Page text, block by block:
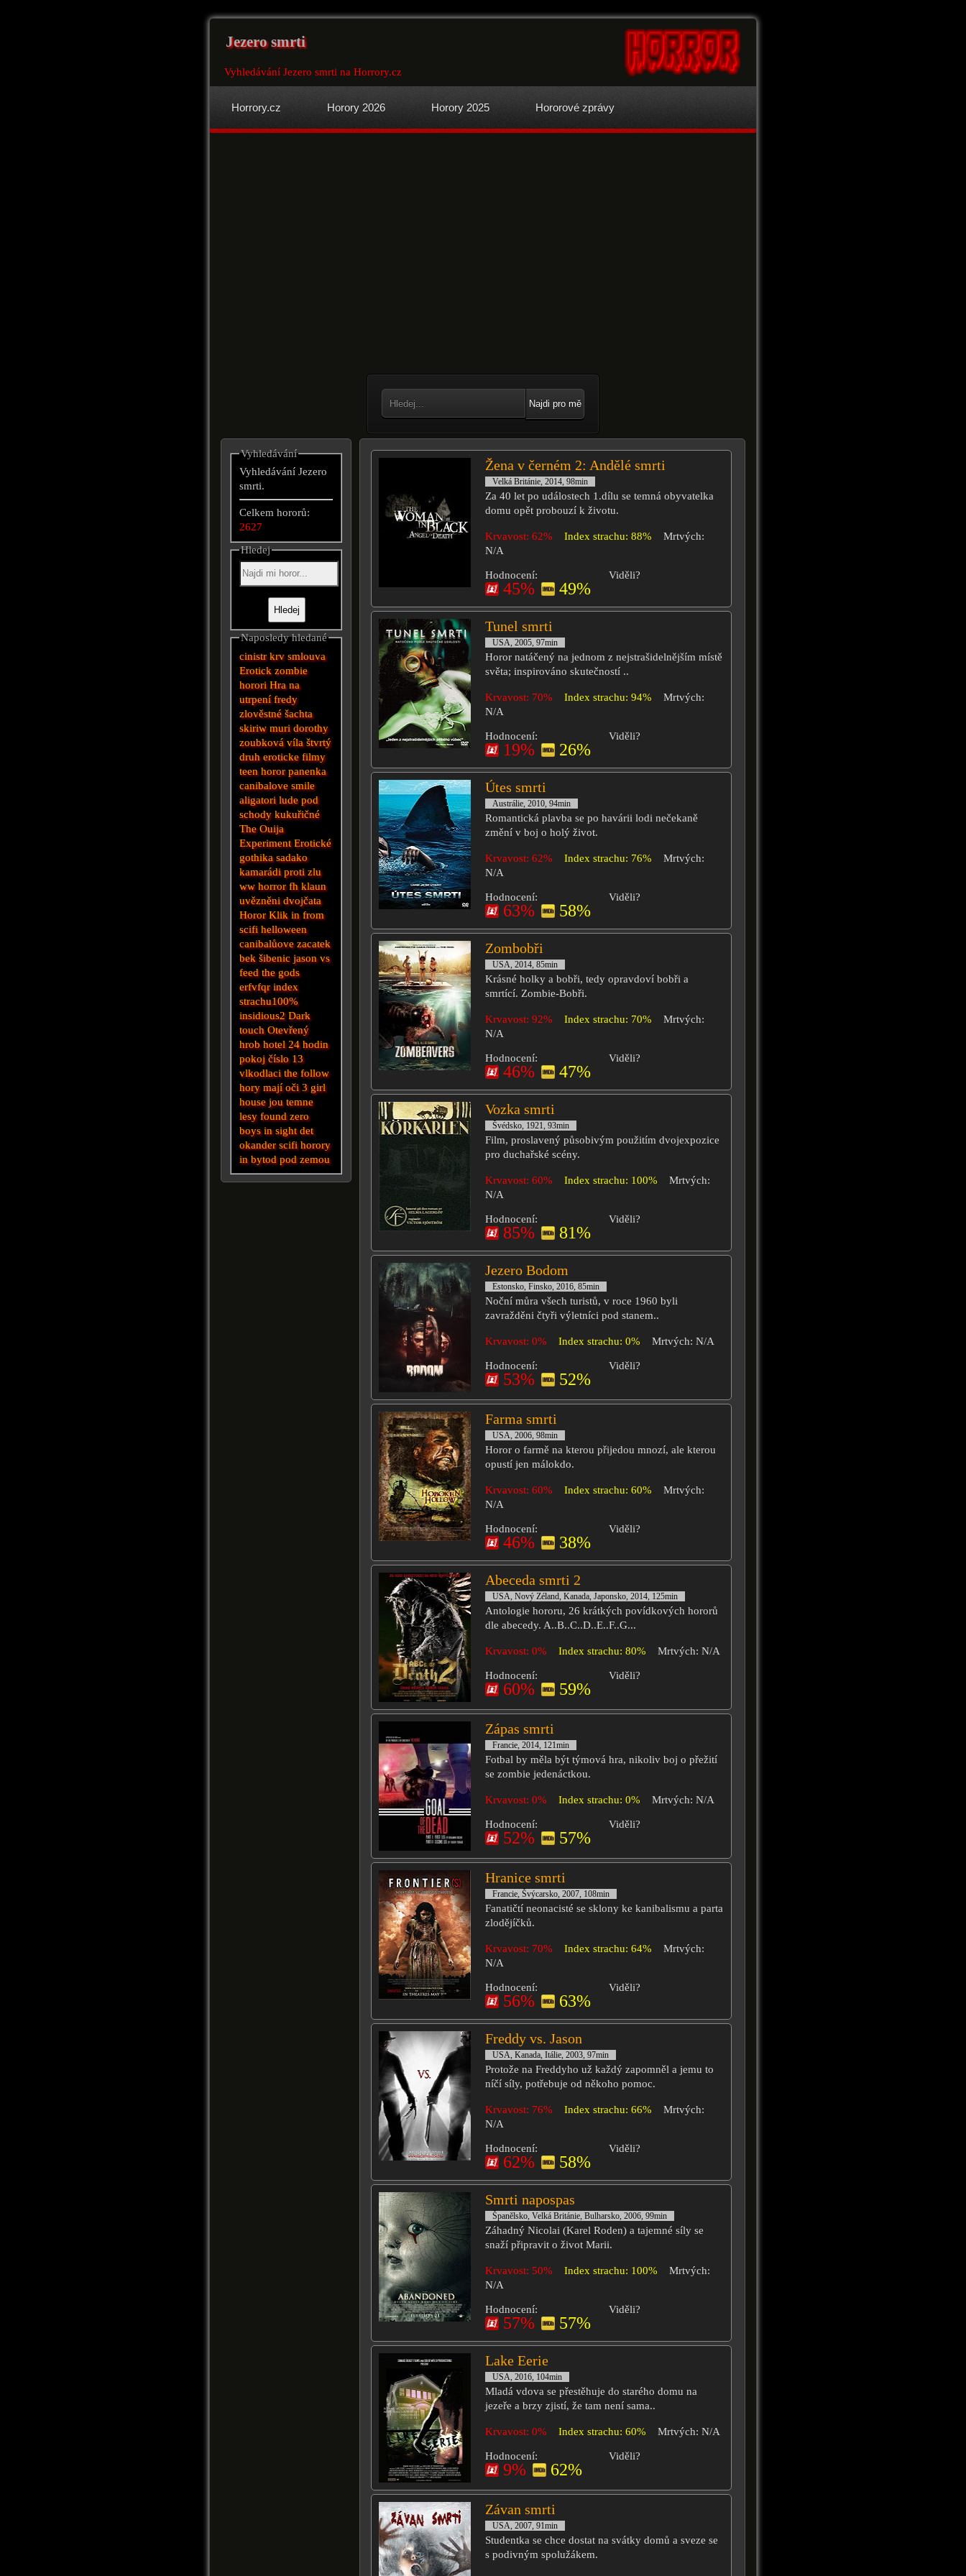
Jezero smrti
Vyhledávání Jezero smrti na Horrory.cz
Horrory.cz Horory 2026 Horory 2025 Hororové zprávy
Najdi pro mě
Žena v černém 2: Andělé smrti
Velká Británie, 2014, 98min
Za 40 let po událostech 1.dílu se temná obyvatelka
domu opět probouzí k životu.
Krvavost: 62% Index strachu: 88%
Mrtvých:
N/A
Hodnocení:
45% 49%
Viděli?
Tunel smrti
USA, 2005, 97min
Horor natáčený na jednom z nejstrašidelnějším místě
světa; inspirováno skutečností ..
Krvavost: 70% Index strachu: 94%
Mrtvých:
N/A
Hodnocení:
19% 26%
Viděli?
Útes smrti
Austrálie, 2010, 94min
Romantická plavba se po havárii lodi nečekaně
změní v boj o holý život.
Krvavost: 62% Index strachu: 76%
Mrtvých:
N/A
Hodnocení:
63% 58%
Viděli?
Zombobři
USA, 2014, 85min
Krásné holky a bobři, tedy opravdoví bobři a
smrtící. Zombie-Bobři.
Krvavost: 92% Index strachu: 70%
Mrtvých:
N/A
Hodnocení:
46% 47%
Viděli?
Vozka smrti
Švédsko, 1921, 93min
Film, proslavený působivým použitím dvojexpozice
pro duchařské scény.
Krvavost: 60% Index strachu: 100%
Mrtvých:
N/A
Hodnocení:
85% 81%
Viděli?
Jezero Bodom
Estonsko, Finsko, 2016, 85min
Noční můra všech turistů, v roce 1960 byli
zavražděni čtyři výletníci pod stanem..
Krvavost: 0% Index strachu: 0% Mrtvých: N/A
Hodnocení:
53% 52%
Viděli?
Farma smrti
USA, 2006, 98min
Horor o farmě na kterou přijedou mnozí, ale kterou
opustí jen málokdo.
Krvavost: 60% Index strachu: 60%
Mrtvých:
N/A
Hodnocení:
46% 38%
Viděli?
Abeceda smrti 2
USA, Nový Zéland, Kanada, Japonsko, 2014, 125min
Antologie hororu, 26 krátkých povídkových hororů
dle abecedy. A..B..C..D..E..F..G...
Krvavost: 0% Index strachu: 80% Mrtvých: N/A
Hodnocení:
60% 59%
Viděli?
Zápas smrti
Francie, 2014, 121min
Fotbal by měla být týmová hra, nikoliv boj o přežití
se zombie jedenáctkou.
Krvavost: 0% Index strachu: 0% Mrtvých: N/A
Hodnocení:
52% 57%
Viděli?
Hranice smrti
Francie, Švýcarsko, 2007, 108min
Fanatičtí neonacisté se sklony ke kanibalismu a parta
zlodějíčků.
Krvavost: 70% Index strachu: 64%
Mrtvých:
N/A
Hodnocení:
56% 63%
Viděli?
Freddy vs. Jason
USA, Kanada, Itálie, 2003, 97min
Protože na Freddyho už každý zapomněl a jemu to
níčí síly, potřebuje od někoho pomoc.
Krvavost: 76% Index strachu: 66%
Mrtvých:
N/A
Hodnocení:
62% 58%
Viděli?
Smrti napospas
Španělsko, Velká Británie, Bulharsko, 2006, 99min
Záhadný Nicolai (Karel Roden) a tajemné síly se
snaží připravit o život Marii.
Krvavost: 50% Index strachu: 100%
Mrtvých:
N/A
Hodnocení:
57% 57%
Viděli?
Lake Eerie
USA, 2016, 104min
Mladá vdova se přestěhuje do starého domu na
jezeře a brzy zjistí, že tam není sama..
Krvavost: 0% Index strachu: 60% Mrtvých: N/A
Hodnocení:
9% 62%
Viděli?
Závan smrti
USA, 2007, 91min
Studentka se chce dostat na svátky domů a sveze se
s podivným spolužákem.
Vyhledávání
Vyhledávání Jezero
smrti.
Celkem hororů:
2627
Hledej
Naposledy hledané
cinistr krv smlouva
Erotick zombie
horori Hra na
utrpení fredy
zlověstné šachta
skiriw muri dorothy
zoubková víla štvrtý
druh eroticke filmy
teen horor panenka
canibalove smile
aligatori lude pod
schody kukuřičné
The Ouija
Experiment Erotické
gothika sadako
kamarádi proti zlu
ww horror fh klaun
uvězněni dvojčata
Horor Klik in from
scifi helloween
canibalůove zacatek
bek šibenic jason vs
feed the gods
erfvfqr index
strachu100%
insidious2 Dark
touch Otevřený
hrob hotel 24 hodin
pokoj číslo 13
vlkodlaci the follow
hory mají oči 3 girl
house jou temne
lesy found zero
boys in sight det
okander scifi horory
in bytod pod zemou